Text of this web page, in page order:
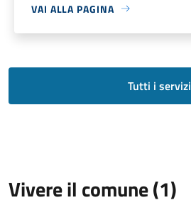
VAI ALLA PAGINA
Tutti i servizi
Vivere il comune (1)